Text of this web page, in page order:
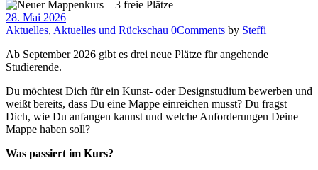
28. Mai 2026
Aktuelles, Aktuelles und Rückschau 0Comments by Steffi
Ab September 2026 gibt es drei neue Plätze für angehende
Studierende.
Du möchtest Dich für ein Kunst- oder Designstudium bewerben und
weißt bereits, dass Du eine Mappe einreichen musst? Du fragst
Dich, wie Du anfangen kannst und welche Anforderungen Deine
Mappe haben soll?
Was passiert im Kurs?